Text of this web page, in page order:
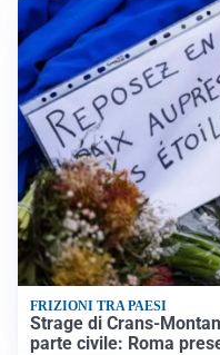
FRIZIONI TRA PAESI
Strage di Crans-
parte civile: Roma